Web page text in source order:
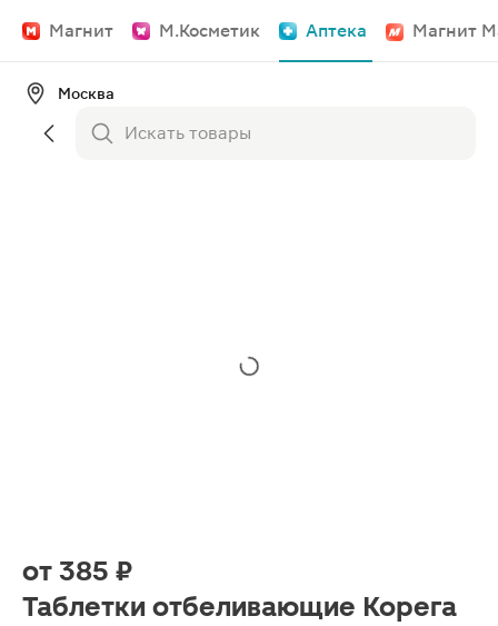
Магнит М.Косметик Аптека Магнит
Москва
от 385 ₽
Таблетки отбеливающие Корега